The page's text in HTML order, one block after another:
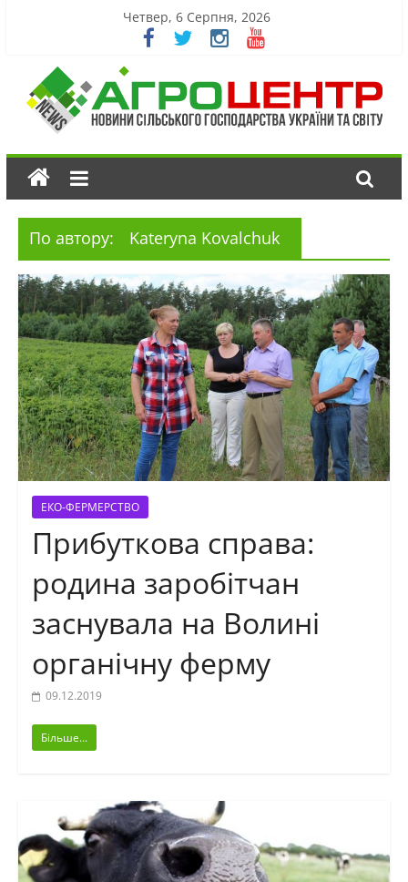
Четвер, 6 Серпня, 2026
По автору: Kateryna Kovalchuk
ЕКО-ФЕРМЕРСТВО
Прибуткова справа:
родина заробітчан
заснувала на Волині
органічну ферму
09.12.2019
Більше...